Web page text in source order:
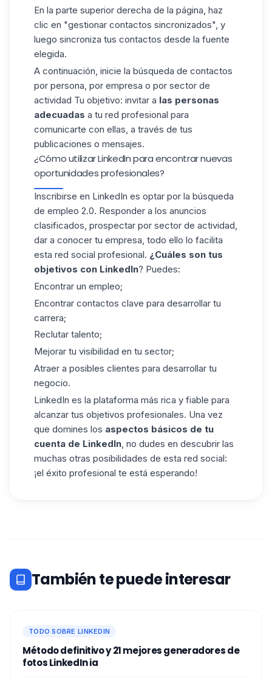
En la parte superior derecha de la página, haz
clic en "gestionar contactos sincronizados", y
luego sincroniza tus contactos desde la fuente
elegida.
A continuación, inicie la búsqueda de contactos
por persona, por empresa o por sector de
actividad Tu objetivo: invitar a las personas
adecuadas a tu red profesional para
comunicarte con ellas, a través de tus
publicaciones o mensajes.
¿Cómo utilizar LinkedIn para encontrar nuevas
oportunidades profesionales?
Inscribirse en LinkedIn es optar por la búsqueda
de empleo 2.0. Responder a los anuncios
clasificados, prospectar por sector de actividad,
dar a conocer tu empresa, todo ello lo facilita
esta red social profesional. ¿Cuáles son tus
objetivos con LinkedIn? Puedes:
Encontrar un empleo;
Encontrar contactos clave para desarrollar tu
carrera;
Reclutar talento;
Mejorar tu visibilidad en tu sector;
Atraer a posibles clientes para desarrollar tu
negocio.
LinkedIn es la plataforma más rica y fiable para
alcanzar tus objetivos profesionales. Una vez
que domines los aspectos básicos de tu
cuenta de LinkedIn , no dudes en descubrir las
muchas otras posibilidades de esta red social:
¡el éxito profesional te está esperando!
También te puede interesar
TODO SOBRE LINKEDIN
Método definitivo y 21 mejores generadores de
fotos LinkedIn ia​